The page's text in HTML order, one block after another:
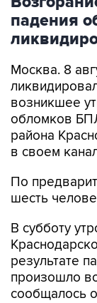
падения
Москва. 8
возникшее
обломков
района
в своем
По
шесть
В субботу
результате
произошло
сообщалось